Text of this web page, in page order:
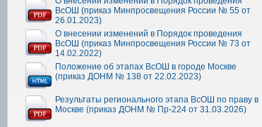
ВсОШ (приказ Минпросвещения России № 55 от
26.01.2023)
О внесении изменений в Порядок проведения
ВсОШ (приказ Минпросвещения России № 73 от
14.02.2022)
Положение об этапах ВсОШ в городе Москве
(приказ ДОНМ № 138 от 22.02.2023)
Результаты регионального этапа ВсОШ по праву в
Москве (приказ ДОНМ № Пр-224 от 31.03.2026)